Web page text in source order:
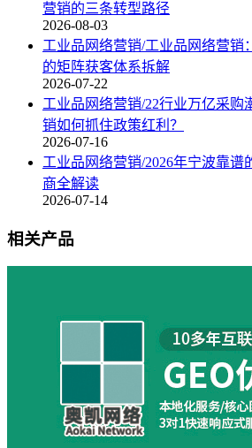
营销的三条转型路径
2026-08-03
工业品网络营销/工业品网络营销
的矩阵获客体系拆解
2026-07-22
工业品网络营销/22行业万亿采购
销如何抓住政策红利？
2026-07-16
工业品网络营销/2026年宁波靠谱
商全解读
2026-07-14
相关产品